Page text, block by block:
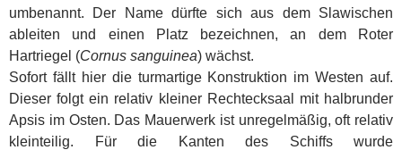
umbenannt. Der Name dürfte sich aus dem Slawischen
ableiten und einen Platz bezeichnen, an dem Roter
Hartriegel (Cornus sanguinea) wächst.
Sofort fällt hier die turmartige Konstruktion im Westen auf.
Dieser folgt ein relativ kleiner Rechtecksaal mit halbrunder
Apsis im Osten. Das Mauerwerk ist unregelmäßig, oft relativ
kleinteilig. Für die Kanten des Schiffs wurde